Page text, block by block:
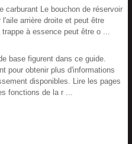
carburant Le bouchon de réservoir
arrière droite et peut être
à essence peut être o ...
base figurent dans ce guide.
pour obtenir plus d'informations
disponibles. Lire les pages
fonctions de la r ...